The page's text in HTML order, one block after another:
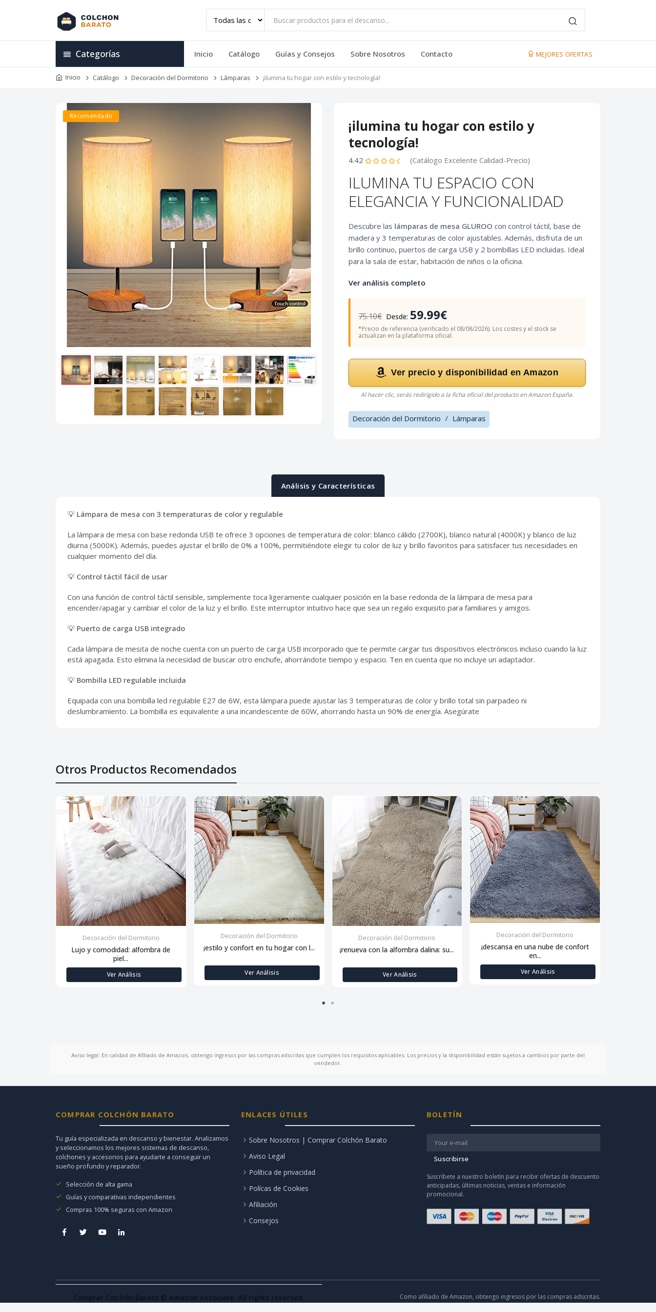
Categorías Inicio Catálogo Guías y Consejos Sobre Nosotros Contacto MEJORES OFERTAS
Inicio Catálogo Decoración del Dormitorio Lámparas ¡ilumina tu hogar con estilo y tecnología!
Recomendado
¡ilumina tu hogar con estilo y
tecnología!
4.42 (Catálogo Excelente Calidad-Precio)
ILUMINA TU ESPACIO CON
ELEGANCIA Y FUNCIONALIDAD
Descubre las lámparas de mesa GLUROO con control táctil, base de
madera y 3 temperaturas de color ajustables. Además, disfruta de un
brillo continuo, puertos de carga USB y 2 bombillas LED incluidas. Ideal
para la sala de estar, habitación de niños o la oficina.
Ver análisis completo
75.10€ Desde: 59.99€
*Precio de referencia (verificado el 08/08/2026). Los costes y el stock se
actualizan en la plataforma oficial.
Ver precio y disponibilidad en Amazon
Al hacer clic, serás redirigido a la ficha oficial del producto en Amazon España.
Decoración del Dormitorio / Lámparas
Análisis y Características
💡 Lámpara de mesa con 3 temperaturas de color y regulable
La lámpara de mesa con base redonda USB te ofrece 3 opciones de temperatura de color: blanco cálido (2700K), blanco natural (4000K) y blanco de luz
diurna (5000K). Además, puedes ajustar el brillo de 0% a 100%, permitiéndote elegir tu color de luz y brillo favoritos para satisfacer tus necesidades en
cualquier momento del día.
💡 Control táctil fácil de usar
Con una función de control táctil sensible, simplemente toca ligeramente cualquier posición en la base redonda de la lámpara de mesa para
encender/apagar y cambiar el color de la luz y el brillo. Este interruptor intuitivo hace que sea un regalo exquisito para familiares y amigos.
💡 Puerto de carga USB integrado
Cada lámpara de mesita de noche cuenta con un puerto de carga USB incorporado que te permite cargar tus dispositivos electrónicos incluso cuando la luz
está apagada. Esto elimina la necesidad de buscar otro enchufe, ahorrándote tiempo y espacio. Ten en cuenta que no incluye un adaptador.
💡 Bombilla LED regulable incluida
Equipada con una bombilla led regulable E27 de 6W, esta lámpara puede ajustar las 3 temperaturas de color y brillo total sin parpadeo ni
deslumbramiento. La bombilla es equivalente a una incandescente de 60W, ahorrando hasta un 90% de energía. Asegúrate
Otros Productos Recomendados
Decoración del Dormitorio
Lujo y comodidad: alfombra de
piel...
Ver Análisis
Decoración del Dormitorio
¡estilo y confort en tu hogar con l...
Ver Análisis
Decoración del Dormitorio
¡renueva con la alfombra dalina: su...
Ver Análisis
Decoración del Dormitorio
¡descansa en una nube de confort
en...
Ver Análisis
Aviso legal: En calidad de Afiliado de Amazon, obtengo ingresos por las compras adscritas que cumplen los requisitos aplicables. Los precios y la disponibilidad están sujetos a cambios por parte del
vendedor.
COMPRAR COLCHÓN BARATO
Tu guía especializada en descanso y bienestar. Analizamos
y seleccionamos los mejores sistemas de descanso,
colchones y accesorios para ayudarte a conseguir un
sueño profundo y reparador.
Selección de alta gama
Guías y comparativas independientes
Compras 100% seguras con Amazon
ENLACES ÚTILES
Sobre Nosotros | Comprar Colchón Barato
Aviso Legal
Política de privacidad
Polícas de Cookies
Afiliación
Consejos
BOLETÍN
Suscribirse
Suscríbete a nuestro boletín para recibir ofertas de descuento
anticipadas, últimas noticias, ventas e información
promocional.
Comprar Colchón Barato © Amazon Associate. All rights reserved. Como afiliado de Amazon, obtengo ingresos por las compras adscritas.